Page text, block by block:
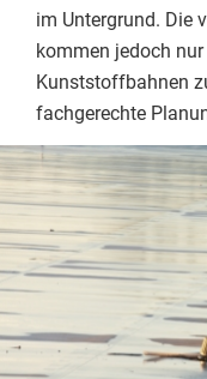
im Untergrund. Die
kommen jedoch
Kunststoffbahnen
fachgerechte